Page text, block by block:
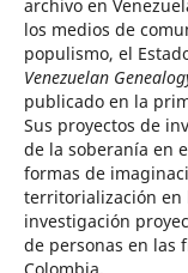
archivo en
los medios de
populismo, el
Venezuelan
publicado en la
Sus proyectos de
de la soberanía en
formas de
territorialización en
investigación
de personas en las